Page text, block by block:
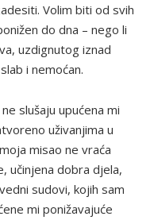
Volim biti od svih
do dna – nego li
uzdignutog iznad
i nemoćan.
slušaju upućena mi
uživanjima u
misao ne vraća
učinjena dobra djela,
sudovi, kojih sam
mi ponižavajuće